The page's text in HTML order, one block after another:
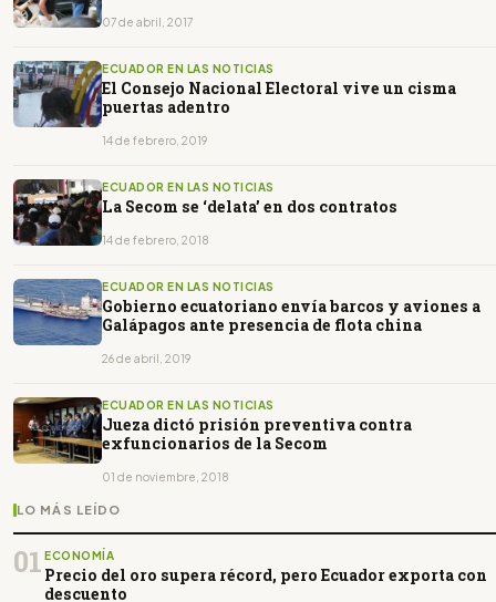
07 de abril, 2017
ECUADOR EN LAS NOTICIAS
El Consejo Nacional Electoral vive un cisma
puertas adentro
14 de febrero, 2019
ECUADOR EN LAS NOTICIAS
La Secom se ‘delata’ en dos contratos
14 de febrero, 2018
ECUADOR EN LAS NOTICIAS
Gobierno ecuatoriano envía barcos y aviones a
Galápagos ante presencia de flota china
26 de abril, 2019
ECUADOR EN LAS NOTICIAS
Jueza dictó prisión preventiva contra
exfuncionarios de la Secom
01 de noviembre, 2018
LO MÁS LEÍDO
01 ECONOMÍA
Precio del oro supera récord, pero Ecuador exporta con
descuento